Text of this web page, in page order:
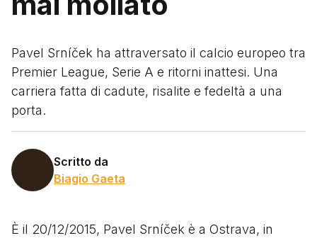
Pavel Srníček ha attraversato il calcio europeo tra
Premier League, Serie A e ritorni inattesi. Una
carriera fatta di cadute, risalite e fedeltà a una
porta.
Scritto da
Biagio Gaeta
È il 20/12/2015, Pavel Srníček è a Ostrava, in